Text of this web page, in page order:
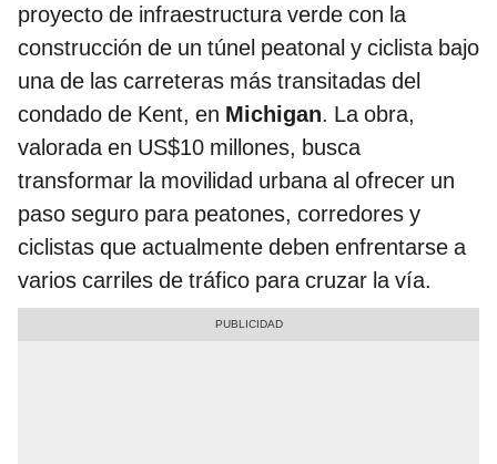
proyecto de infraestructura verde con la
construcción de un túnel peatonal y ciclista bajo
una de las carreteras más transitadas del
condado de Kent, en Michigan. La obra,
valorada en US$10 millones, busca
transformar la movilidad urbana al ofrecer un
paso seguro para peatones, corredores y
ciclistas que actualmente deben enfrentarse a
varios carriles de tráfico para cruzar la vía.